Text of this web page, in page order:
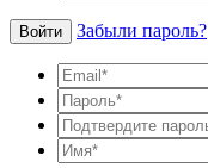
Войти Забыли пароль?